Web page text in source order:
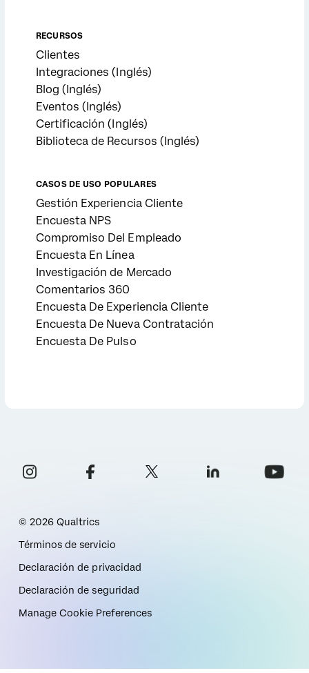
RECURSOS
Clientes
Integraciones (Inglés)
Blog (Inglés)
Eventos (Inglés)
Certificación (Inglés)
Biblioteca de Recursos (Inglés)
CASOS DE USO POPULARES
Gestión Experiencia Cliente
Encuesta NPS
Compromiso Del Empleado
Encuesta En Línea
Investigación de Mercado
Comentarios 360
Encuesta De Experiencia Cliente
Encuesta De Nueva Contratación
Encuesta De Pulso
© 2026 Qualtrics
Términos de servicio
Declaración de privacidad
Declaración de seguridad
Manage Cookie Preferences